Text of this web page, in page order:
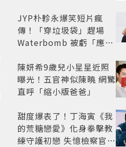
JYP朴軫永爆笑短片瘋
傳！「穿垃圾袋」趕場
Waterbomb 被虧「應該
陳妍希9歲兒小星星近照
曝光！五官神似陳曉 網驚
直呼「縮小版爸爸」
甜度爆表了！丁海寅《我
的荒糖戀愛》化身拳擊教
練守護初戀 失憶檢察官×